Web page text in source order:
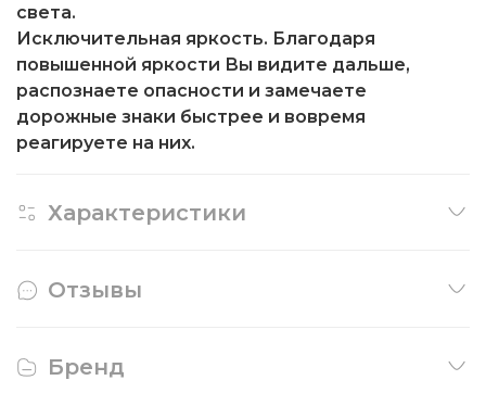
света.
Исключительная яркость. Благодаря
повышенной яркости Вы видите дальше,
распознаете опасности и замечаете
дорожные знаки быстрее и вовремя
реагируете на них.
Характеристики
Отзывы
Бренд